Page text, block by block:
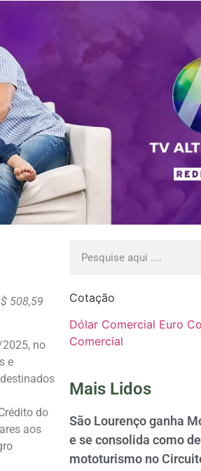
508,59
no
e
do
aos
Cotação
Dólar Comercial Euro
Comercial
Mais Lidos
São Lourenço ganha
e se consolida como
mototurismo no